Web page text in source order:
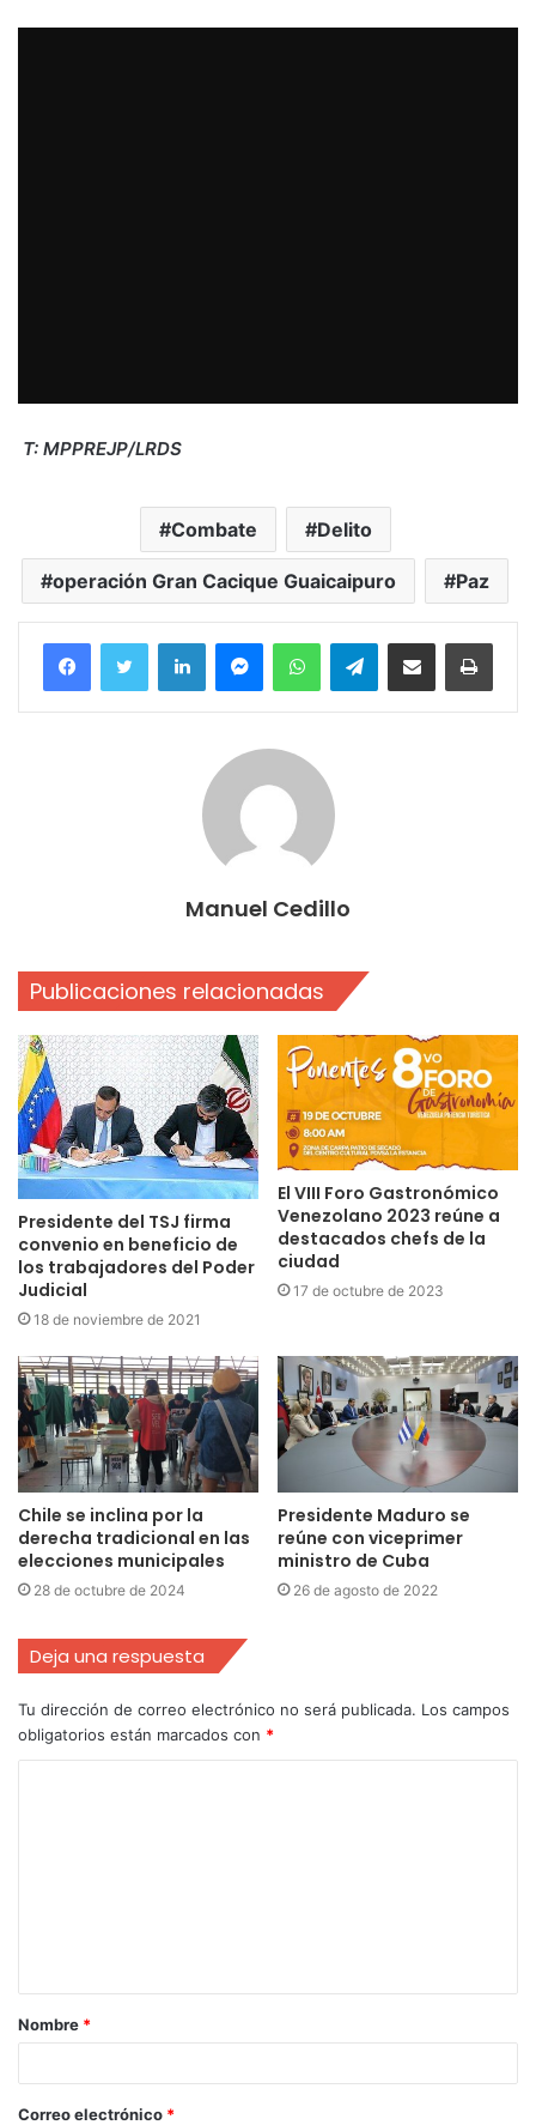
T: MPPREJP/LRDS
Combate Delito
operación Gran Cacique Guaicaipuro Paz
FacebookTwitter LinkedInMessengerWhatsAppTelegramCompartir por correo electrónico
Manuel Cedillo
Publicaciones relacionadas
Presidente del TSJ firma
convenio en beneficio de
los trabajadores del Poder
Judicial
18 de noviembre de 2021
El VIII Foro Gastronómico
Venezolano 2023 reúne a
destacados chefs de la
ciudad
17 de octubre de 2023
Chile se inclina por la
derecha tradicional en las
elecciones municipales
28 de octubre de 2024
Presidente Maduro se
reúne con viceprimer
ministro de Cuba
26 de agosto de 2022
Deja una respuesta
Tu dirección de correo electrónico no será publicada. Los campos
obligatorios están marcados con *
Nombre *
Correo electrónico *